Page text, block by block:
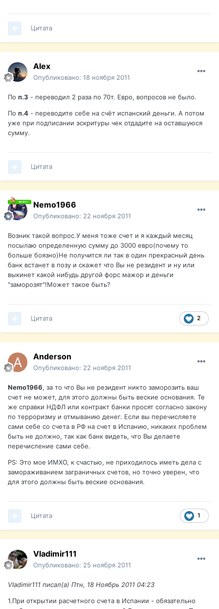
Цитата
Alex
Опубликовано: 18 ноября 2011
По п.3 - переводил 2 раза по 70т. Евро, вопросов не было.
По п.4 - переводите себе на счёт испанский деньги. А потом
уже при подписании эскритуры чек отдадите на оставшуюся
сумму.
Цитата
Nemo1966
Опубликовано: 22 ноября 2011
Возник такой вопрос.У меня тоже счет и я каждый месяц
посылаю определенную сумму до 3000 евро(почему то
больше боязно)Не получится ли так в один прекрасный день
банк встанет в позу и скажет что Вы не резидент и ну или
выкинет какой нибудь другой форс мажор и деньги
"заморозят"!Может такое быть?
2
Цитата
Anderson
Опубликовано: 22 ноября 2011
Nemo1966, за то что Вы не резидент никто заморозить ваш
счет не может, для этого должны быть веские основания. Те
же справки НДФЛ или контракт банки просят согласно закону
по терроризму и отмыванию денег. Если вы перечисляете
сами себе со счета в РФ на счет в Испанию, никаких проблем
быть не должно, так как банк видеть, что Вы делаете
перечисление сами себе.
PS: Это мое ИМХО, к счастью, не приходилось иметь дела с
замораживанием заграничных счетов, но точно уверен, что
для этого должны быть веские основания.
1
Цитата
Vladimir111
Опубликовано: 25 ноября 2011
Vladimir111 писал(а) Птн, 18 Ноябрь 2011 04:23
1.При открытии расчетного счета в Испании - обязательно